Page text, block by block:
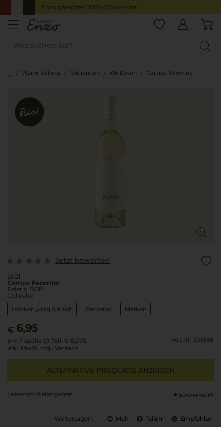
Enzo garantiert 100% Dolce-Vita!
Weine Italiens Weinarten Weißwein Cartico Pecorino
Jetzt bewerten
2021
Cartico Pecorino
Falerio DOP
Collevite
trocken, jung & frisch
Pecorino Marken
€ 6,95
pro Flasche (0.75l), € 9,27/L
inkl. MwSt. zzgl. Versand
Art.Nr. 331868
ALTERNATIVE PRODUKTE ANZEIGEN
Lebensmittel­angaben ausverkauft
Weitersagen: Mail Teilen Empfehlen